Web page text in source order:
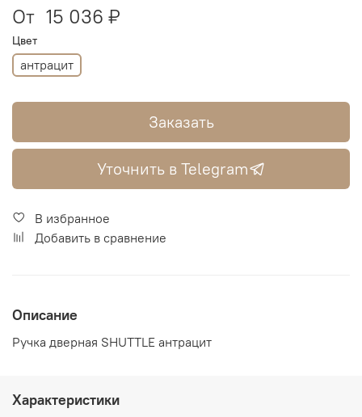
От 15 036 ₽
Цвет
антрацит
Заказать
Уточнить в Telegram
В избранное
Добавить в сравнение
Описание
Ручка дверная SHUTTLE антрацит
Характеристики